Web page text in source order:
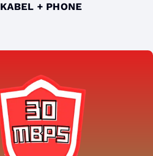
KABEL + PHONE